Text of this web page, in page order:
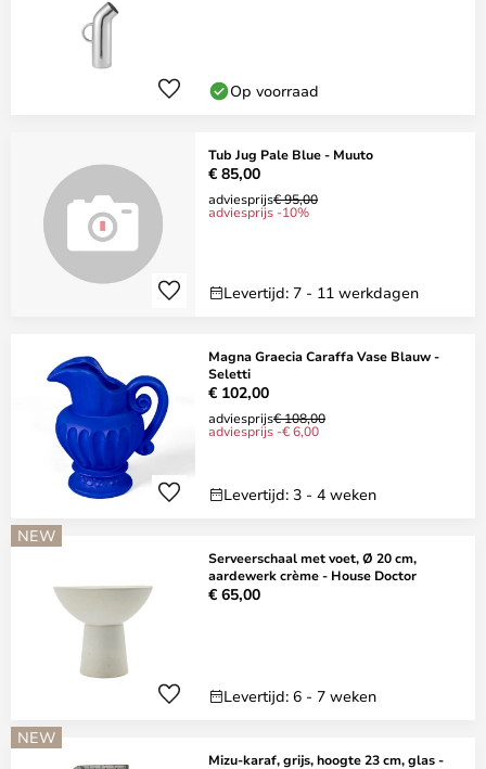
Op voorraad
Tub Jug Pale Blue - Muuto
€ 85,00
adviesprijs€ 95,00
adviesprijs -10%
Levertijd: 7 - 11 werkdagen
Magna Graecia Caraffa Vase Blauw -
Seletti
€ 102,00
adviesprijs€ 108,00
adviesprijs -€ 6,00
Levertijd: 3 - 4 weken
NEW
Serveerschaal met voet, Ø 20 cm,
aardewerk crème - House Doctor
€ 65,00
Levertijd: 6 - 7 weken
NEW
Mizu-karaf, grijs, hoogte 23 cm, glas -